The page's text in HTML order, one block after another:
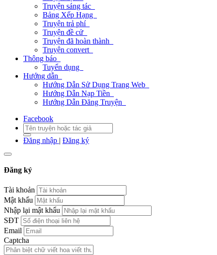
Truyện sáng tác
Bảng Xếp Hạng
Truyện trả phí
Truyện đề cử
Truyện đã hoàn thành
Truyện convert
Thông báo
Tuyển dụng
Hướng dẫn
Hướng Dẫn Sử Dụng Trang Web
Hướng Dẫn Nạp Tiền
Hướng Dẫn Đăng Truyện
Facebook
Đăng nhập | Đăng ký
Đăng ký
Tài khoản
Mật khẩu
Nhập lại mật khẩu
SĐT
Email
Captcha